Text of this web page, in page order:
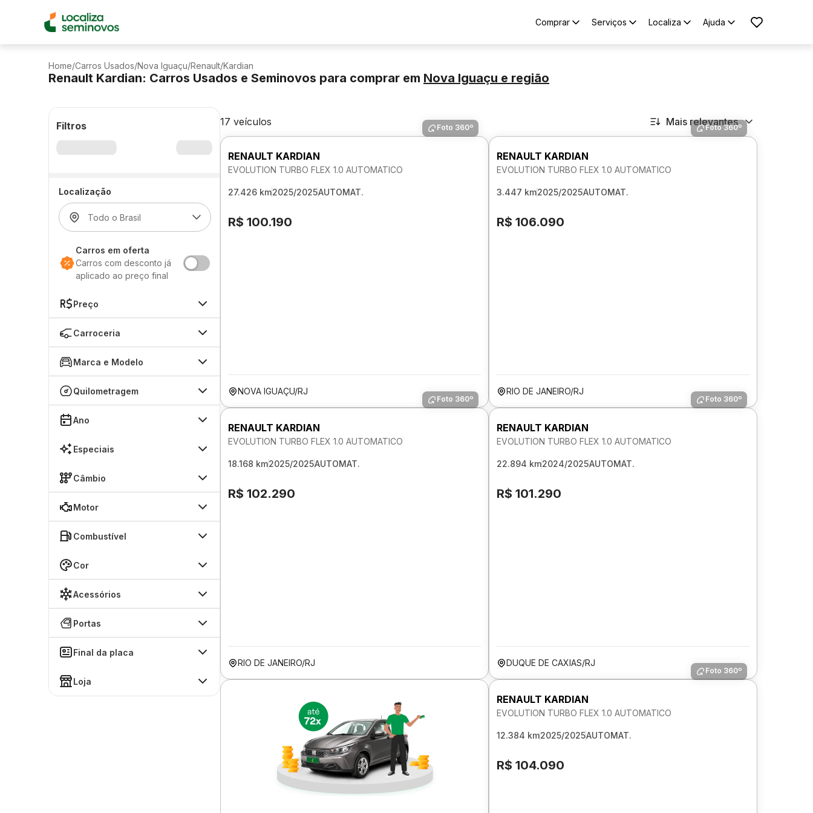
Comprar Serviços Localiza Ajuda
Home/Carros Usados/Nova Iguaçu/Renault/Kardian
Renault Kardian: Carros Usados e Seminovos para comprar em Nova Iguaçu e região
Filtros
Localização
Carros em oferta
Carros com desconto já
aplicado ao preço final
Preço
Carroceria
Marca e Modelo
Quilometragem
Ano
Especiais
Câmbio
Motor
Combustível
Cor
Acessórios
Portas
Final da placa
Loja
17 veículos Mais relevantes
Foto 360º
RENAULT KARDIAN
EVOLUTION TURBO FLEX 1.0 AUTOMATICO
27.426 km2025/2025AUTOMAT.
R$ 100.190
NOVA IGUAÇU/RJ
Foto 360º
RENAULT KARDIAN
EVOLUTION TURBO FLEX 1.0 AUTOMATICO
3.447 km2025/2025AUTOMAT.
R$ 106.090
RIO DE JANEIRO/RJ
Foto 360º
RENAULT KARDIAN
EVOLUTION TURBO FLEX 1.0 AUTOMATICO
18.168 km2025/2025AUTOMAT.
R$ 102.290
RIO DE JANEIRO/RJ
Foto 360º
RENAULT KARDIAN
EVOLUTION TURBO FLEX 1.0 AUTOMATICO
22.894 km2024/2025AUTOMAT.
R$ 101.290
DUQUE DE CAXIAS/RJ
Foto 360º
RENAULT KARDIAN
EVOLUTION TURBO FLEX 1.0 AUTOMATICO
12.384 km2025/2025AUTOMAT.
R$ 104.090